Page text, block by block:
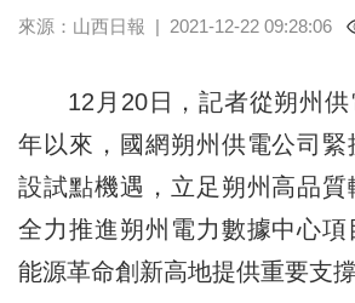
來源： 山西日報 | 2021-12-22 09:28:06
12月20日，記者從朔州供
年以來，國網朔州供電公司
設試點機遇，立足朔州高品質
全力推進朔州電力數據中心
能源革命創新高地提供重要支撐